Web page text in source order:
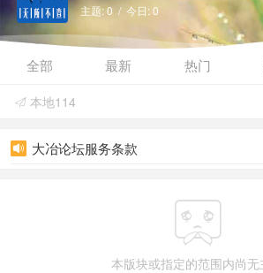
主题: 0 / 今日: 0
全部 最新 热门
 本地114
 大冶论坛服务条款

本版块或指定的范围内尚无